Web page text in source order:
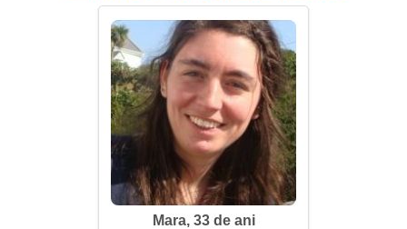
Mara, 33 de ani